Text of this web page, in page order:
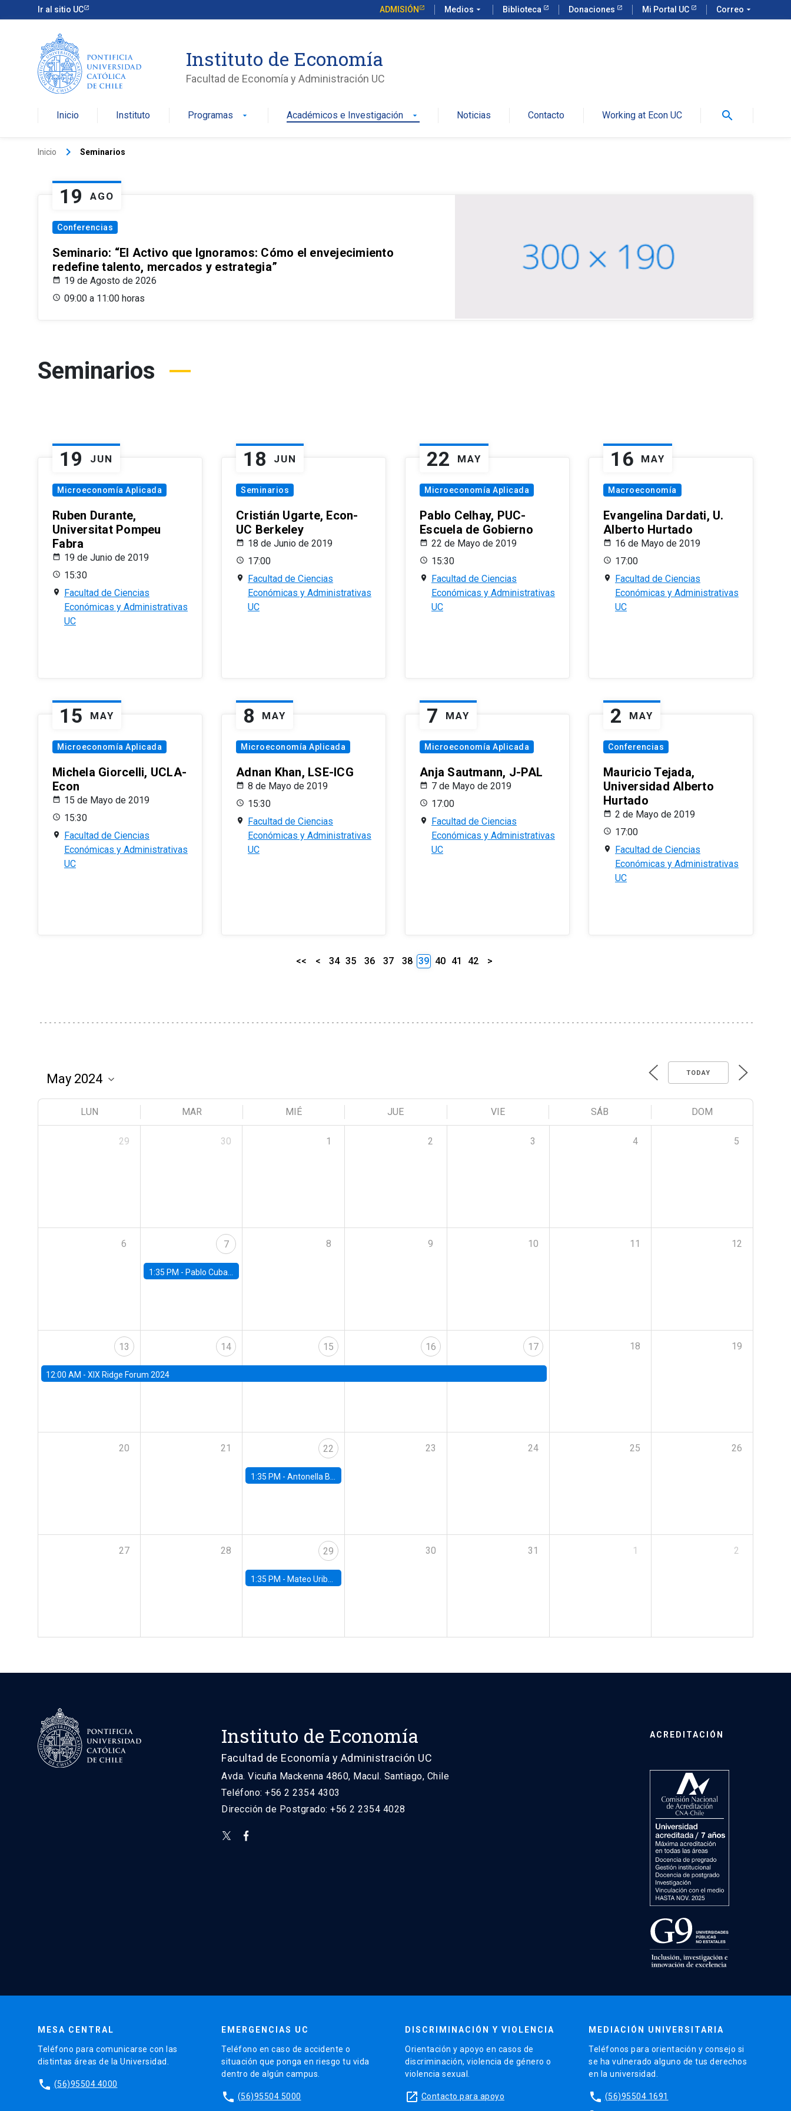
Ir al sitio UC ADMISIÓN Medios arrow_drop_down Biblioteca Donaciones Mi Portal UC Correo arrow_drop_down
Instituto de Economía
Facultad de Economía y Administración UC
Inicio Instituto Programas arrow_drop_down Académicos e Investigación arrow_drop_down Noticias Contacto Working at Econ UC search
Inicio keyboard_arrow_right Seminarios
19 AGO
Conferencias
Seminario: “El Activo que Ignoramos: Cómo el envejecimiento
redefine talento, mercados y estrategia”
19 de Agosto de 2026
09:00 a 11:00 horas
Seminarios
19 JUN
Microeconomía Aplicada
Ruben Durante,
Universitat Pompeu
Fabra
19 de Junio de 2019
15:30
Facultad de Ciencias
Económicas y Administrativas
UC
18 JUN
Seminarios
Cristián Ugarte, Econ-
UC Berkeley
18 de Junio de 2019
17:00
Facultad de Ciencias
Económicas y Administrativas
UC
22 MAY
Microeconomía Aplicada
Pablo Celhay, PUC-
Escuela de Gobierno
22 de Mayo de 2019
15:30
Facultad de Ciencias
Económicas y Administrativas
UC
16 MAY
Macroeconomía
Evangelina Dardati, U.
Alberto Hurtado
16 de Mayo de 2019
17:00
Facultad de Ciencias
Económicas y Administrativas
UC
15 MAY
Microeconomía Aplicada
Michela Giorcelli, UCLA-
Econ
15 de Mayo de 2019
15:30
Facultad de Ciencias
Económicas y Administrativas
UC
8 MAY
Microeconomía Aplicada
Adnan Khan, LSE-ICG
8 de Mayo de 2019
15:30
Facultad de Ciencias
Económicas y Administrativas
UC
7 MAY
Microeconomía Aplicada
Anja Sautmann, J-PAL
7 de Mayo de 2019
17:00
Facultad de Ciencias
Económicas y Administrativas
UC
2 MAY
Conferencias
Mauricio Tejada,
Universidad Alberto
Hurtado
2 de Mayo de 2019
17:00
Facultad de Ciencias
Económicas y Administrativas
UC
<< < 34 35 36 37 38 39 40 41 42 >
TODAY
LUN MAR MIÉ JUE VIE SÁB DOM
29 30 1 2 3 4 5
6 7
1:35 PM - Pablo Cuba, FED Board
8 9 10 11 12
13
12:00 AM - XIX Ridge Forum 2024
14 15 16 17 18 19
20 21 22
1:35 PM -Antonella Bancalari, Institute for Fiscal Studies (IFS) and Research Associate at University College London (UCL)
23 24 25 26
27 28 29
1:35 PM - Mateo Uribe-Castro, Universidad de los Andes (Colombia)
30 31 1 2
Instituto de Economía
Facultad de Economía y Administración UC
Avda. Vicuña Mackenna 4860, Macul. Santiago, Chile
Teléfono: +56 2 2354 4303
Dirección de Postgrado: +56 2 2354 4028
ACREDITACIÓN
MESA CENTRAL
Teléfono para comunicarse con las
distintas áreas de la Universidad.
phone (56)95504 4000
EMERGENCIAS UC
Teléfono en caso de accidente o
situación que ponga en riesgo tu vida
dentro de algún campus.
phone (56)95504 5000
DISCRIMINACIÓN Y VIOLENCIA
Orientación y apoyo en casos de
discriminación, violencia de género o
violencia sexual.
launch Contacto para apoyo
MEDIACIÓN UNIVERSITARIA
Teléfonos para orientación y consejo si
se ha vulnerado alguno de tus derechos
en la universidad.
phone (56)95504 1691